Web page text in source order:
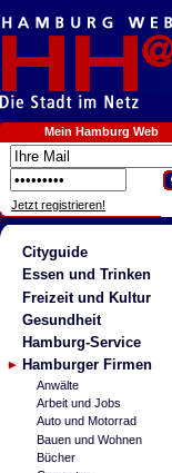
Mein Hamburg Web
Jetzt registrieren!
Cityguide
Essen und Trinken
Freizeit und Kultur
Gesundheit
Hamburg-Service
Hamburger Firmen
Anwälte
Arbeit und Jobs
Auto und Motorrad
Bauen und Wohnen
Bücher